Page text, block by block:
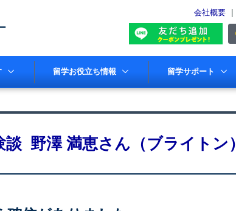
会社概要
留学お役立ち情報 留学サポート
談 野澤 満恵さん（ブライトン）